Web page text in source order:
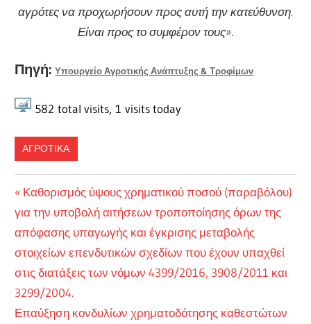
αγρότες να προχωρήσουν προς αυτή την κατεύθυνση.
Είναι προς το συμφέρον τους».
Πηγή:Υπουργείο Αγροτικής Ανάπτυξης & Τροφίμων
582 total visits, 1 visits today
ΑΓΡΟΤΙΚΑ
Πλοήγηση
άρθρων
Previous
Post:
Καθορισμός ύψους χρηματικού ποσού (παραβόλου)
για την υποβολή αιτήσεων τροποποίησης όρων της
απόφασης υπαγωγής και έγκρισης μεταβολής
στοιχείων επενδυτικών σχεδίων που έχουν υπαχθεί
στις διατάξεις των νόμων 4399/2016, 3908/2011 και
3299/2004.
Next
Επαύξηση κονδυλίων χρηματοδότησης καθεστώτων